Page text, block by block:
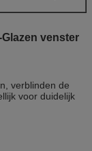
venster
verblinden de
voor duidelijk